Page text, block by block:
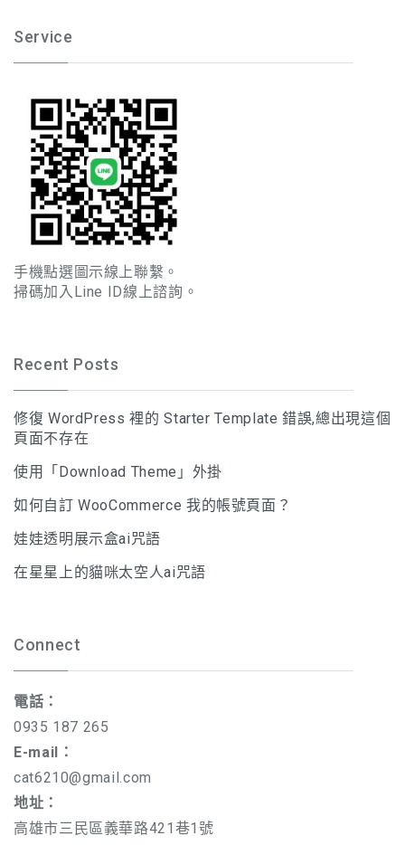
Service
手機點選圖示線上聯繫。
掃碼加入Line ID線上諮詢。
Recent Posts
修復 WordPress 裡的 Starter Template 錯誤,總出現這個
頁面不存在
使用「Download Theme」外掛
如何自訂 WooCommerce 我的帳號頁面？
娃娃透明展示盒ai咒語
在星星上的貓咪太空人ai咒語
Connect
電話：
0935 187 265
E-mail：
cat6210@gmail.com
地址：
高雄市三民區義華路421巷1號